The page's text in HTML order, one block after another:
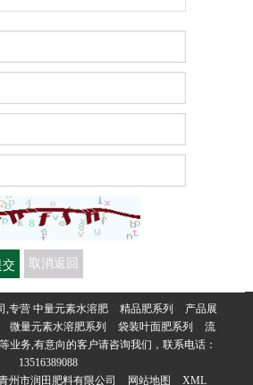
取消返回
,专营 中量元素水溶肥 精品肥系列
产品展
微量元素水溶肥系列 袋装叶面肥系列
流
等业务,有意向的客户请咨询我们，联系电话：
13516389088
州市润田肥料有限公司 网站地图 XML